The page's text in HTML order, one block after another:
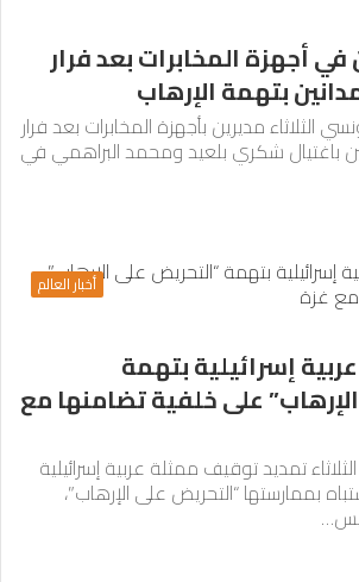
أجهزة المخابرات بعد فرار
بتهمة الإرهاب
الثلاثاء مديرين بأجهزة المخابرات بعد فرار
شكري بلعيد ومحمد البراهمي في
أخبار العالم
إسرائيلية بتهمة
على خلفية تضامنها مع
تمديد توقيف ممثلة عربية إسرائيلية
بممارستها “التحريض على الإرهاب”،